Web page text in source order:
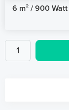
6 m² / 900